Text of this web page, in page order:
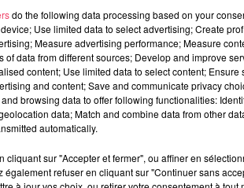
«J’aimerais savoir ce qui va
cas sur chaque dossier. Quelles
du gouvernement».
pas interdit à la vente. «
do the following data processing based on your
Use limited data to select advertising; Create
Measure advertising performance; Measure
of data from different sources; Develop and improve
content; Use limited data to select content;
and content; Save and communicate privacy
browsing data to offer following functionalities:
data; Match and combine data from other
automatically.
cliquant sur "Accepter et fermer", ou affiner en
également refuser en cliquant sur "Continuer sans